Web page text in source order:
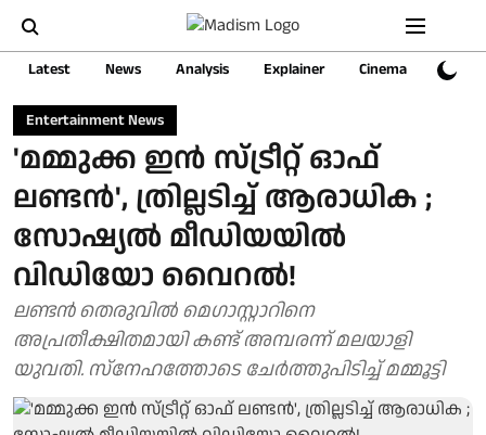
Latest News Analysis Explainer Cinema Sports
Entertainment News
'മമ്മുക്ക ഇന്‍ സ്ട്രീറ്റ് ഓഫ്
ലണ്ടന്‍', ത്രില്ലടിച്ച് ആരാധിക ;
സോഷ്യൽ മീഡിയയിൽ
വിഡിയോ വൈറൽ!
ലണ്ടൻ തെരുവിൽ മെഗാസ്റ്റാറിനെ
അപ്രതീക്ഷിതമായി കണ്ട് അമ്പരന്ന് മലയാളി
യുവതി. സ്നേഹത്തോടെ ചേർത്തുപിടിച്ച് മമ്മൂട്ടി